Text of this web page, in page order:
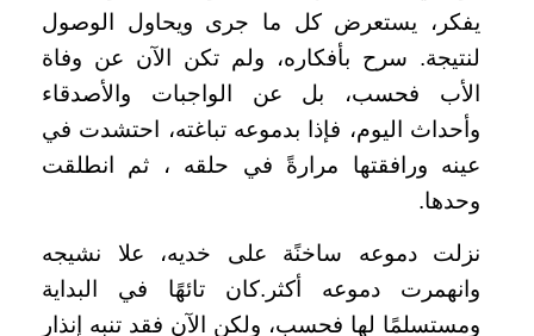
يفكر، يستعرض كل ما جرى ويحاول الوصول
لنتيجة. سرح بأفكاره، ولم تكن الآن عن وفاة
الأب فحسب، بل عن الواجبات والأصدقاء
وأحداث اليوم، فإذا بدموعه تباغته، احتشدت في
عينه ورافقتها مرارةً في حلقه ، ثم انطلقت
وحدها.
نزلت دموعه ساخنًة على خديه، علا نشيجه
وانهمرت دموعه أكثر.كان تائهًا في البداية
ومستسلمًا لها فحسب، ولكن الآن فقد تنبه إنذار